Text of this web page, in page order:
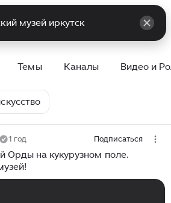
Темы Каналы Видео и
1 год Подписаться
Орды на кукурузном поле.